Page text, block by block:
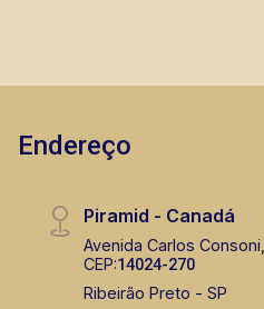
Endereço
Piramid - Canadá
Avenida Carlos
CEP:14024-270
Ribeirão Preto - SP